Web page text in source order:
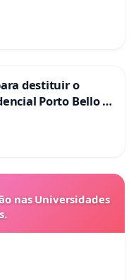
destituir o
Porto Bello -
nas Universidades